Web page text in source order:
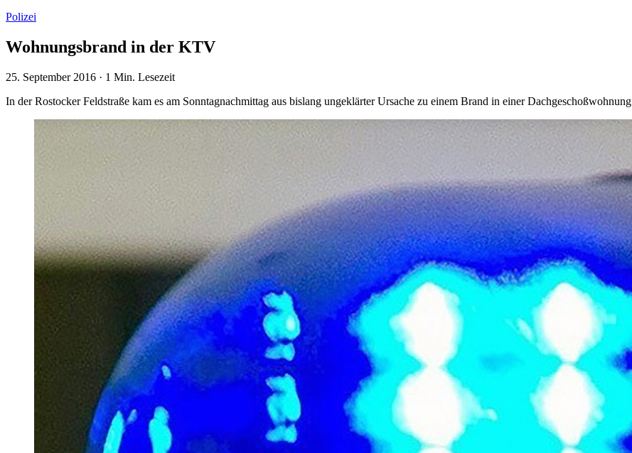
Polizei
Wohnungsbrand in der KTV
25. September 2016 · 1 Min. Lesezeit
In der Rostocker Feldstraße kam es am Sonntagnachmittag aus bislang ungeklärter Ursache zu einem Brand in einer Dachgeschoßwohnung